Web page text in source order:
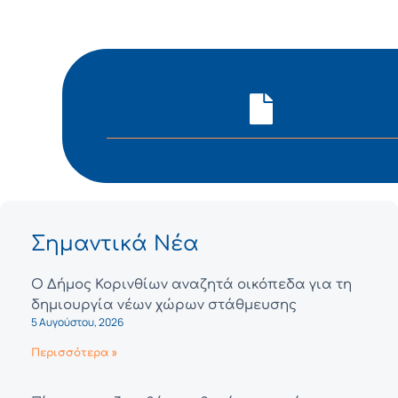
Σημαντικά Νέα
Ο Δήμος Κορινθίων αναζητά οικόπεδα για τη
δημιουργία νέων χώρων στάθμευσης
5 Αυγούστου, 2026
Περισσότερα »